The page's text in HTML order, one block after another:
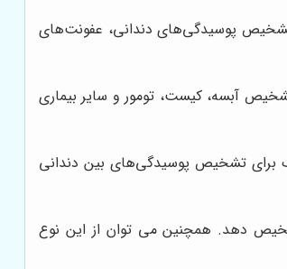
تشخیص پوسیدگی‌های دندانی، عفونت‌های
تشخیص آبسه، کیست، تومور و سایر بیماری
برای تشخیص پوسیدگی‌های بین دندانی
دهد. همچنین می توان از این نوع